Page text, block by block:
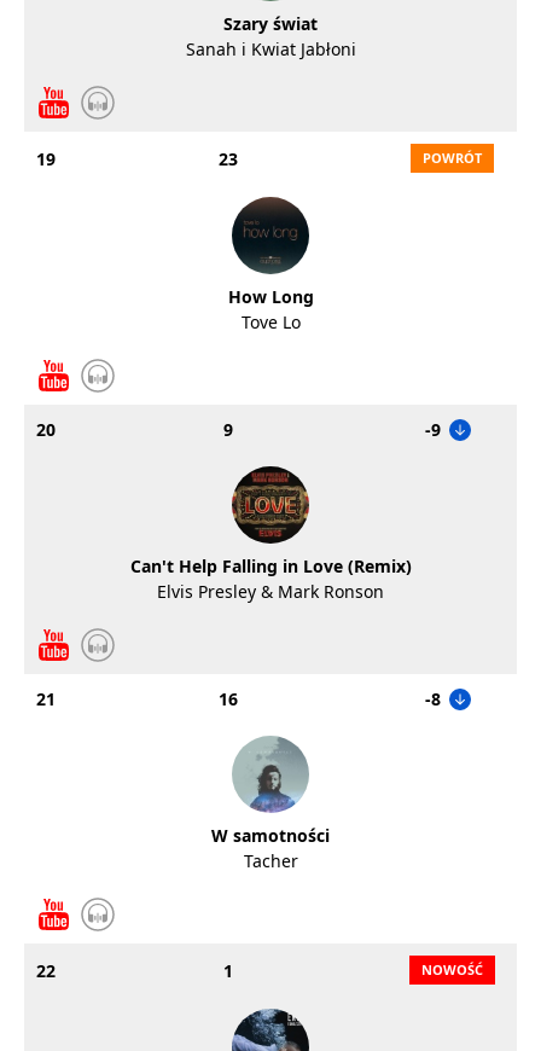
Szary świat
Sanah i Kwiat Jabłoni
19 23
How Long
Tove Lo
20 9 -9
Can't Help Falling in Love (Remix)
Elvis Presley & Mark Ronson
21 16 -8
W samotności
Tacher
22 1